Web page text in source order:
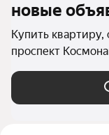
новые
Купить квартиру,
проспект